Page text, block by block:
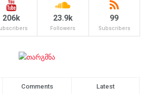
206k 23.9k
Followers
99
Subscribers
Comments Latest